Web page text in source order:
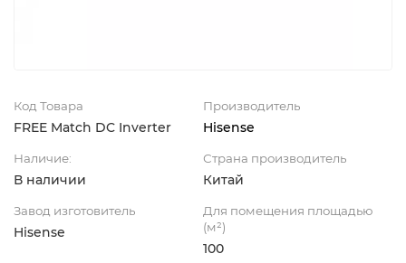
Код Товара
FREE Match DC Inverter
Производитель
Hisense
Наличие:
В наличии
Страна производитель
Китай
Завод изготовитель
Hisense
Для помещения площадью
(м²)
100